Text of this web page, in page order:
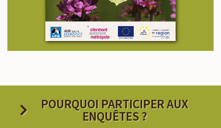
POURQUOI PARTICIPER AUX
ENQUÊTES ?